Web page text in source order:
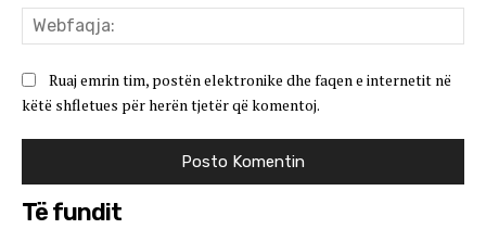
Ruaj emrin tim, postën elektronike dhe faqen e internetit në
këtë shfletues për herën tjetër që komentoj.
Të fundit